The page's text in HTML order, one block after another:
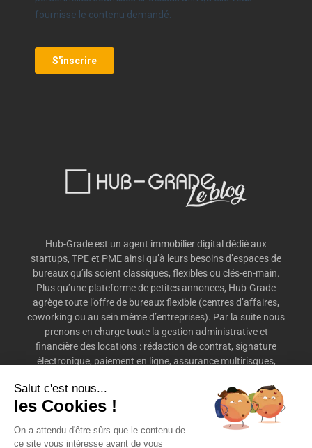
Hub-Grade est un agent immobilier digital dédié aux
startups, TPE et PME ainsi qu’à leurs besoins d’espaces de
bureaux qu’ils soient classiques, flexibles ou clés-en-main.
Plus qu’une plateforme de petites annonces, Hub-Grade
agrège toute l’offre de bureaux flexible (centres d’affaires,
coworking ou au sein même d’entreprises). Par la suite nous
prenons en charge toute la gestion administrative et
financière des locations : rédaction de contrat, signature
électronique, paiement en ligne, assurance multirisques,
Salut c'est nous...
les Cookies !
On a attendu d'être sûrs que le contenu de
ce site vous intéresse avant de vous